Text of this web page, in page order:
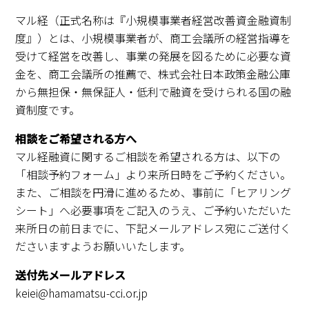
その他経営相談
053-452-1111（代表）
8:30～18:00（土日祝休）
マル経（正式名称は『小規模事業者経営改善資金融資制
度』）とは、小規模事業者が、商工会議所の経営指導を
受けて経営を改善し、事業の発展を図るために必要な資
金を、商工会議所の推薦で、株式会社日本政策金融公庫
から無担保・無保証人・低利で融資を受けられる国の融
資制度です。
相談をご希望される方へ
マル経融資に関するご相談を希望される方は、以下の
「相談予約フォーム」より来所日時をご予約ください。
また、ご相談を円滑に進めるため、事前に「ヒアリング
シート」へ必要事項をご記入のうえ、ご予約いただいた
来所日の前日までに、下記メールアドレス宛にご送付く
ださいますようお願いいたします。
送付先メールアドレス
keiei@hamamatsu-cci.or.jp